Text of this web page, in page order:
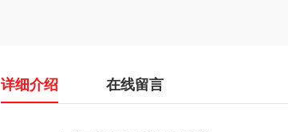
详细介绍 在线留言